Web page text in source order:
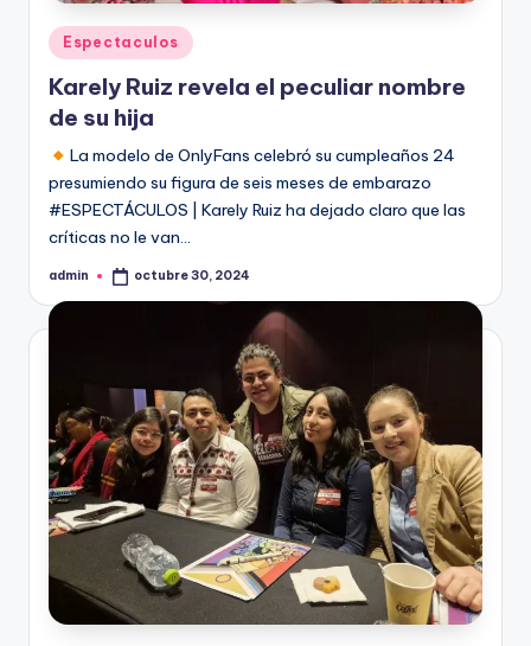
Publicado
en
Espectaculos
Karely Ruiz revela el peculiar nombre
de su hija
La modelo de OnlyFans celebró su cumpleaños 24
presumiendo su figura de seis meses de embarazo
#ESPECTÁCULOS | Karely Ruiz ha dejado claro que las
críticas no le van…
Publicado
admin octubre 30, 2024